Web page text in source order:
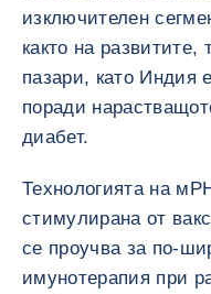
изключителен
както на развитите,
пазари, като Индия
поради
диабет.
Технологията на
стимулирана от
се проучва за по-
имунотерапия при